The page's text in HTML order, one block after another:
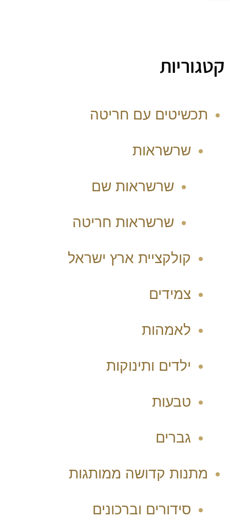
קטגוריות
תכשיטים עם חריטה
שרשראות
שרשראות שם
שרשראות חריטה
קולקציית ארץ ישראל
צמידים
לאמהות
ילדים ותינוקות
טבעות
גברים
מתנות קדושה ממותגות
סידורים וברכונים